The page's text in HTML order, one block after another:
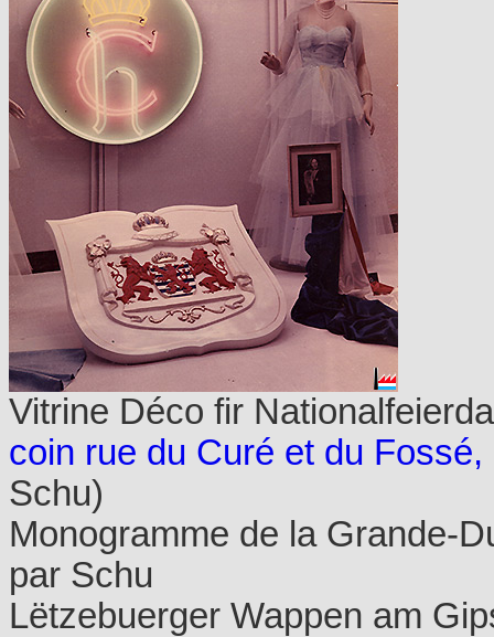
Vitrine Déco fir
coin rue du Curé et du
Schu)
Monogramme de la Grande-
par Schu
Lëtzebuerger Wappen am